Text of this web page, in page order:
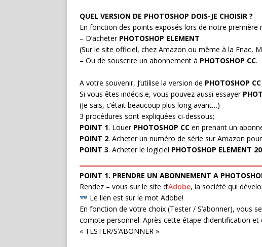
QUEL VERSION DE PHOTOSHOP DOIS-JE CHOISIR ?
En fonction des points exposés lors de notre première
– D’acheter PHOTOSHOP ELEMENT
(Sur le site officiel, chez Amazon ou même à la Fnac,
– Ou de souscrire un abonnement à PHOTOSHOP CC.
A votre souvenir, J’utilise la version de PHOTOSHOP CC
Si vous êtes indécis.e, vous pouvez aussi essayer
(Je sais, c’était beaucoup plus long avant…)
3 procédures sont expliquées ci-dessous;
POINT 1. Louer PHOTOSHOP CC en prenant un
POINT 2. Acheter un numéro de série sur Amazon pour
POINT 3. Acheter le logiciel PHOTOSHOP ELEMENT
POINT 1. PRENDRE UN ABONNEMENT A
Rendez – vous sur le site d’Adobe, la société qui
Le lien est sur le mot Adobe!
En fonction de votre choix (Tester / S’abonner), vous
compte personnel. Après cette étape d’identification
« TESTER/S’ABONNER »